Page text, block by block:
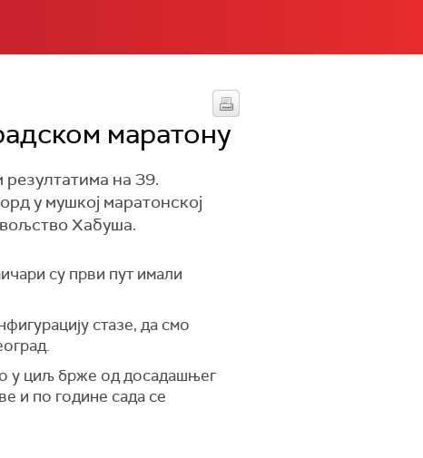
маратону
на 39.
у мушкој маратонској
Хабуша.
су први пут имали
стазе, да смо
у циљ брже од досадашњег
и по године сада се